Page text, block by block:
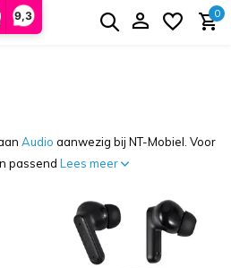
9,3 0
Audio aanwezig bij NT-Mobiel. Voor
passend Lees meer